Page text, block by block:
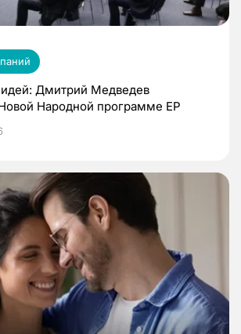
Дмитрий Медведев
Народной программе ЕР